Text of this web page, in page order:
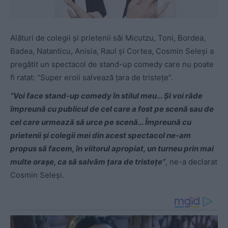
Alături de colegii și prietenii săi Micutzu, Toni, Bordea,
Badea, Natanticu, Anisia, Raul și Cortea, Cosmin Seleși a
pregătit un spectacol de stand-up comedy care nu poate
fi ratat: “Super eroii salvează țara de tristețe”.
“Voi face stand-up comedy în stilul meu… Și voi râde
împreună cu publicul de cel care a fost pe scenă sau de
cel care urmează să urce pe scenă… Împreună cu
prietenii și colegii mei din acest spectacol ne-am
propus să facem, în viitorul apropiat, un turneu prin mai
multe orașe, ca să salvăm țara de tristețe”, ne-a declarat
Cosmin Seleși.